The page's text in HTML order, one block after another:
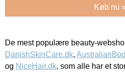
Køb nu
De mest populære beauty-
DanishSkinCare.dk,
og NiceHair.dk, som alle har et